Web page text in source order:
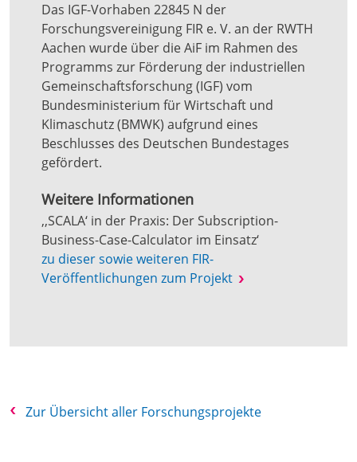
Das IGF-Vorhaben 22845 N der
Forschungsvereinigung FIR e. V. an der RWTH
Aachen wurde über die AiF im Rahmen des
Programms zur Förderung der industriellen
Gemeinschaftsforschung (IGF) vom
Bundesministerium für Wirtschaft und
Klimaschutz (BMWK) aufgrund eines
Beschlusses des Deutschen Bundestages
gefördert.
Weitere Informationen
‚‚SCALA‘ in der Praxis: Der Subscription-
Business-Case-Calculator im Einsatz‘
zu dieser sowie weiteren FIR-
Veröffentlichungen zum Projekt
Zur Übersicht aller Forschungsprojekte